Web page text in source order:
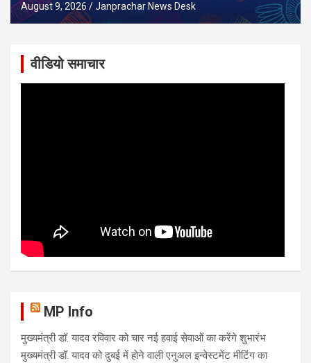
August 9, 2026 Janprachar News Desk
वीडियो समाचार
MP Info
मुख्यमंत्री डॉ. यादव रविवार को चार नई हवाई सेवाओं का करेंगे शुभारंभ
मुख्यमंत्री डॉ. यादव को दुबई में होने वाली एनुअल इन्वेस्टमेंट मीटिंग का